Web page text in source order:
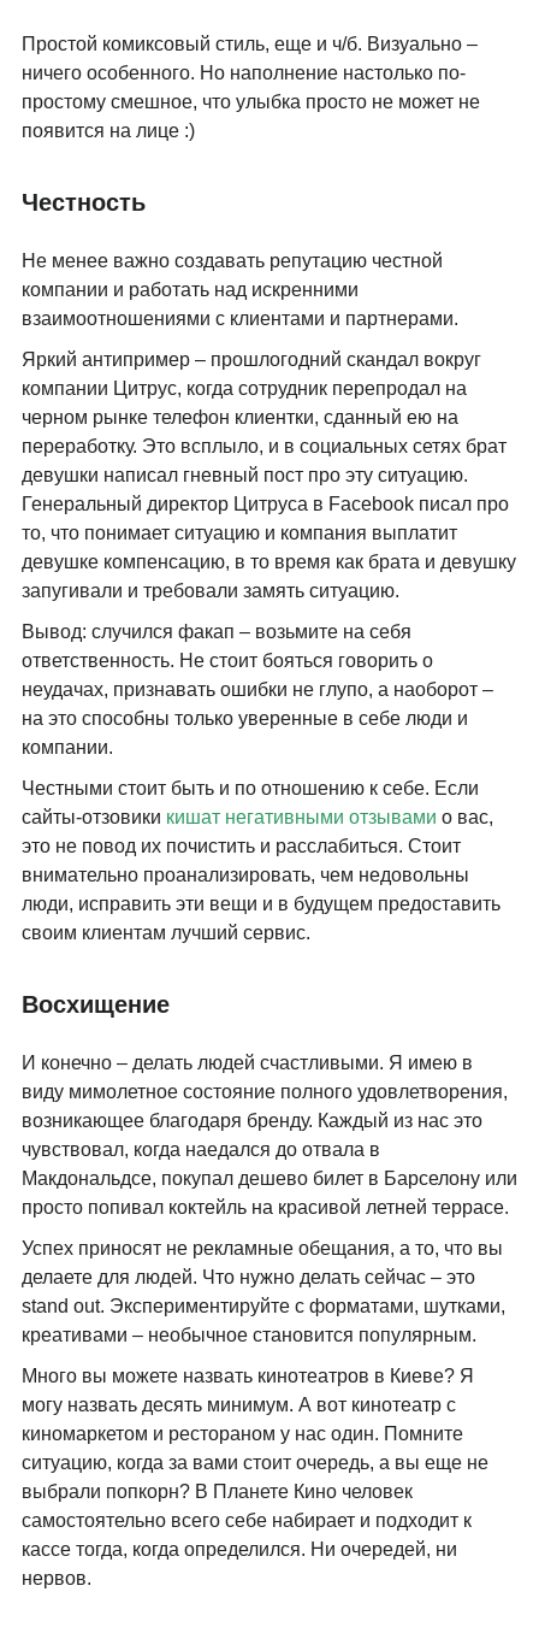
Простой комиксовый стиль, еще и ч/б. Визуально –
ничего особенного. Но наполнение настолько по-
простому смешное, что улыбка просто не может не
появится на лице :)
Честность
Не менее важно создавать репутацию честной
компании и работать над искренними
взаимоотношениями с клиентами и партнерами.
Яркий антипример – прошлогодний скандал вокруг
компании Цитрус, когда сотрудник перепродал на
черном рынке телефон клиентки, сданный ею на
переработку. Это всплыло, и в социальных сетях брат
девушки написал гневный пост про эту ситуацию.
Генеральный директор Цитруса в Facebook писал про
то, что понимает ситуацию и компания выплатит
девушке компенсацию, в то время как брата и девушку
запугивали и требовали замять ситуацию.
Вывод: случился факап – возьмите на себя
ответственность. Не стоит бояться говорить о
неудачах, признавать ошибки не глупо, а наоборот –
на это способны только уверенные в себе люди и
компании.
Честными стоит быть и по отношению к себе. Если
сайты-отзовики кишат негативными отзывами о вас,
это не повод их почистить и расслабиться. Стоит
внимательно проанализировать, чем недовольны
люди, исправить эти вещи и в будущем предоставить
своим клиентам лучший сервис.
Восхищение
И конечно – делать людей счастливыми. Я имею в
виду мимолетное состояние полного удовлетворения,
возникающее благодаря бренду. Каждый из нас это
чувствовал, когда наедался до отвала в
Макдональдсе, покупал дешево билет в Барселону или
просто попивал коктейль на красивой летней террасе.
Успех приносят не рекламные обещания, а то, что вы
делаете для людей. Что нужно делать сейчас – это
stand out. Экспериментируйте с форматами, шутками,
креативами – необычное становится популярным.
Много вы можете назвать кинотеатров в Киеве? Я
могу назвать десять минимум. А вот кинотеатр с
киномаркетом и рестораном у нас один. Помните
ситуацию, когда за вами стоит очередь, а вы еще не
выбрали попкорн? В Планете Кино человек
самостоятельно всего себе набирает и подходит к
кассе тогда, когда определился. Ни очередей, ни
нервов.